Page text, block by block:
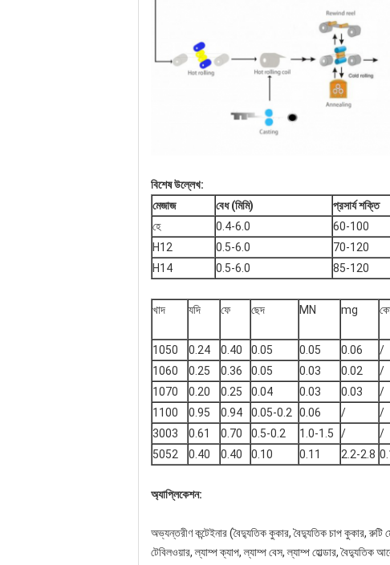
বিশেষ উল্লেখ:
মেজাজ
বেধ (মিমি) প্রসার্য শক্তি
হে
0.4-6.0 60-100
H12
0.5-6.0 70-120
H14
0.5-6.0 85-120
খাদ যদি ফে ছেদ MN mg
1050 0.24 0.40 0.05 0.05 0.06 /
1060
0.25 0.36 0.05 0.03 0.02 /
1070
0.20 0.25 0.04 0.03 0.03 /
1100
0.95 0.94 0.05-0.2 0.06 / /
3003
0.61 0.70 0.5-0.2 1.0-1.5 / /
5052
0.40 0.40 0.10 0.11 2.2-2.8
অ্যাপ্লিকেশন:
অভ্যন্তরীণ কন্টেইনার (বৈদ্যুতিক কুকার, বৈদ্যুতিক চাপ কুকার, রুটি
টেবিলওয়ার, ল্যাম্প ক্যাপ, ল্যাম্প বেস, ল্যাম্প হোল্ডার, বৈদ্যুতিক